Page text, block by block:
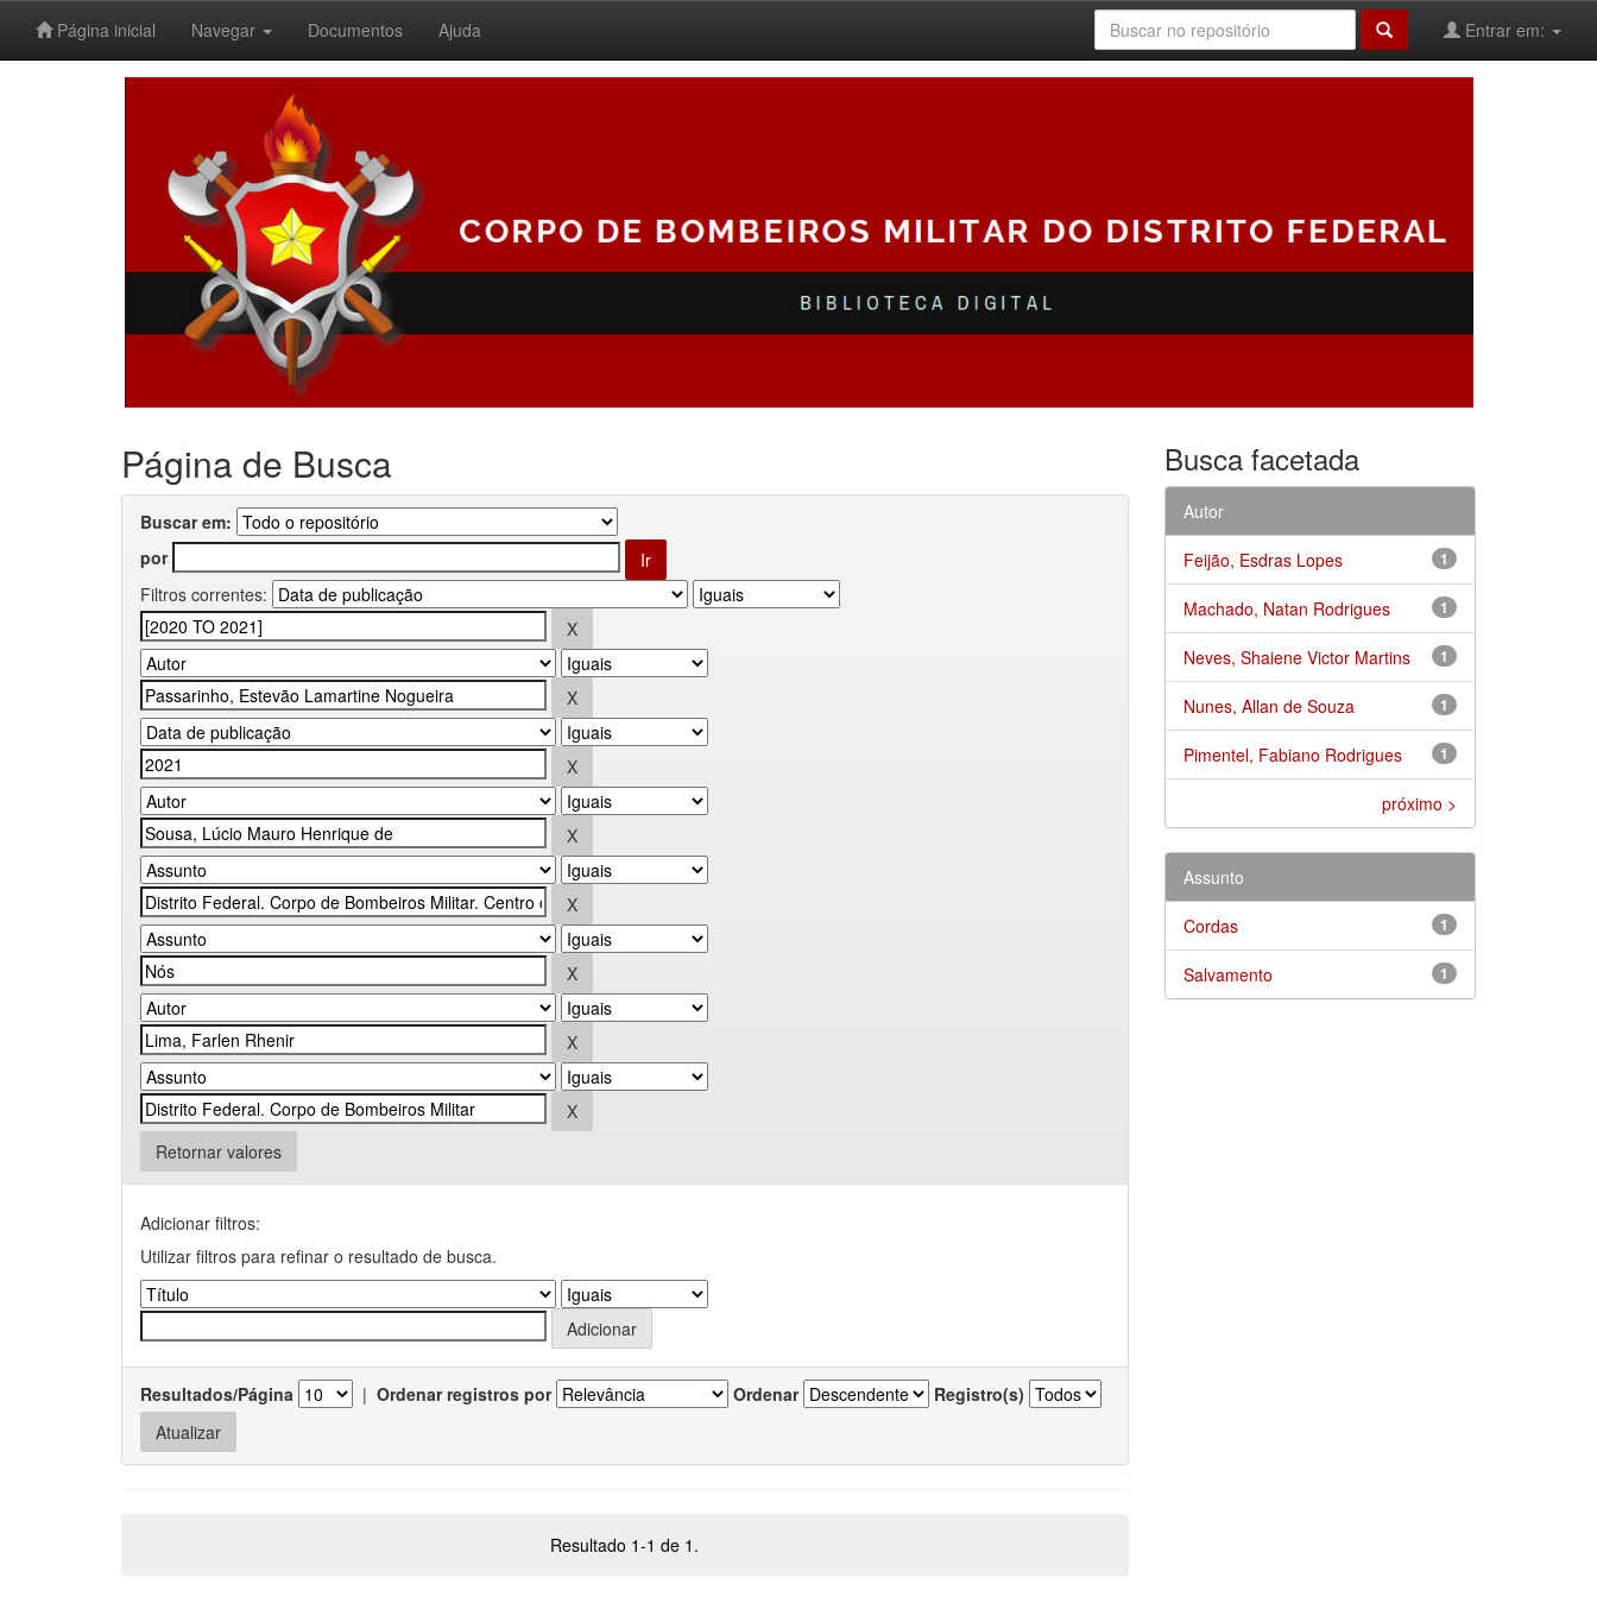
Página inicial Navegar Documentos Ajuda Entrar em:
Página de Busca
Buscar em:
por
Filtros correntes:
Retornar valores
Adicionar filtros:
Utilizar filtros para refinar o resultado de busca.
Resultados/Página | Ordenar registros por Ordenar Registro(s)
Resultado 1-1 de 1.
Busca facetada
Autor
1
Feijão, Esdras Lopes
1
Machado, Natan Rodrigues
1
Neves, Shaiene Victor Martins
1
Nunes, Allan de Souza
1
Pimentel, Fabiano Rodrigues
próximo >
Assunto
1
Cordas
1
Salvamento